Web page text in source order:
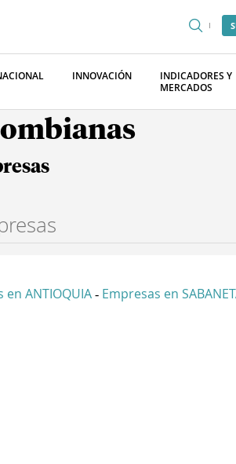
INNOVACIÓN
INDICADORES Y
MERCADOS
en ANTIOQUIA - Empresas en